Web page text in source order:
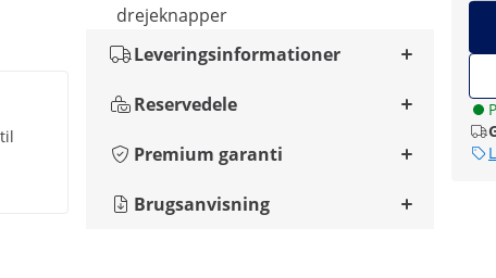
drejeknapper
Leveringsinformationer
Reservedele
Premium garanti
Brugsanvisning